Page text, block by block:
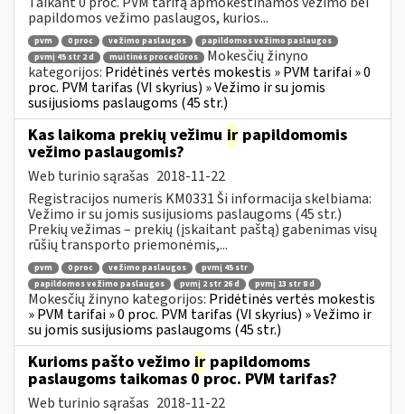
papildomos vežimo paslaugos, kurios...
pvm 0 proc vežimo paslaugos
papildomos vežimo paslaugos
pvmį 45 str 2 d
muitinės procedūros
Mokesčių žinyno
kategorijos: Pridėtinės vertės mokestis » PVM tarifai » 0
proc. PVM tarifas (VI skyrius) » Vežimo ir su jomis
susijusioms paslaugoms (45 str.)
Kas laikoma prekių vežimu ir papildomomis
vežimo paslaugomis?
Web turinio sąrašas 2018-11-22
Registracijos numeris KM0331 Ši informacija skelbiama:
Vežimo ir su jomis susijusioms paslaugoms (45 str.)
Prekių vežimas – prekių (įskaitant paštą) gabenimas visų
rūšių transporto priemonėmis,...
pvm 0 proc vežimo paslaugos
pvmį 45 str
papildomos vežimo paslaugos
pvmį 2 str 26 d pvmį 13 str 8 d
Mokesčių žinyno kategorijos: Pridėtinės vertės mokestis
» PVM tarifai » 0 proc. PVM tarifas (VI skyrius) » Vežimo ir
su jomis susijusioms paslaugoms (45 str.)
Kurioms pašto vežimo ir papildomoms
paslaugoms taikomas 0 proc. PVM tarifas?
Web turinio sąrašas 2018-11-22